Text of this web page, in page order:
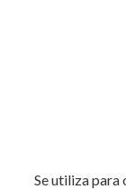
Se utiliza para